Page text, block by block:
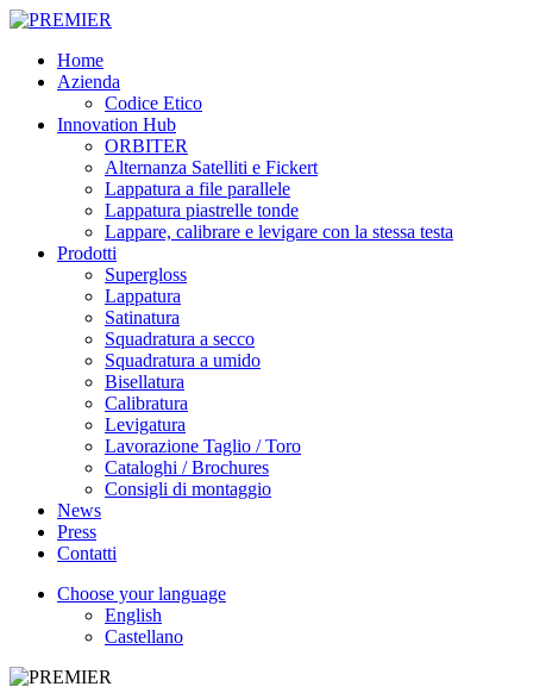
Skip
main
content
Menu
Home
Azienda
Codice Etico
Innovation Hub
ORBITER
Alternanza Satelliti e Fickert
Lappatura a file parallele
Lappatura piastrelle tonde
Lappare, calibrare e levigare con la stessa testa
Prodotti
Supergloss
Lappatura
Satinatura
Squadratura a secco
Squadratura a umido
Bisellatura
Calibratura
Levigatura
Lavorazione Taglio / Toro
Cataloghi / Brochures
Consigli di montaggio
News
Press
Contatti
Choose your language
English
Castellano